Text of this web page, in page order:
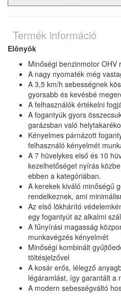
Termék információ
Előnyök
Minőségi benzinmotor OHV
A nagy nyomaték még
A 3,5 km/h sebességnek
gyorsabb és kevésbé
A felhasználók értékelni
A fogantyúk gyors
garázsban való
Kényelmes párnázott
felhasználó kényelmét
A 7 hüvelykes első és 10
kezelhetőséget nyírás
ebben a kategóriában.
A kerekek kiváló minőségű
rendelkeznek, ami
Az első lökhárító
egy fogantyút az alkalmi
A fűnyírási magasság
munkavégzés kényelmét
Minőségi kombinált
töltésjelzővel
A kosár erős, lélegző
légáramlást, így garantált a
A modern sebességváltó